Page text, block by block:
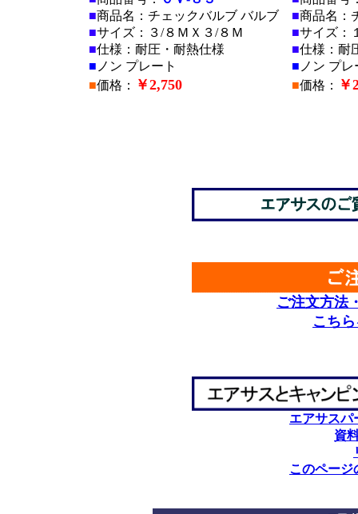
■商品名：チェックバルブ バルブ
■サイズ：３/８ＭＸ３/８Ｍ
■仕様：耐圧・耐熱仕様
■ ノン プレート
■価格： ￥2,750
■商品名：
■サイズ：
■仕様：耐
■ ノン プレ
■価格： ￥
ご注文方法
こち
エアサスパ
資
このページ